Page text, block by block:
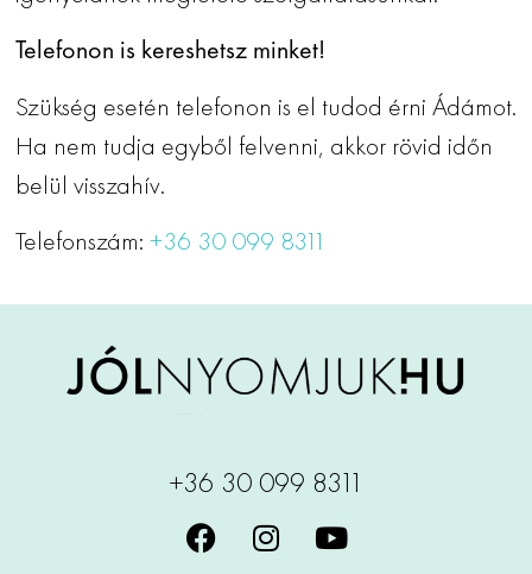
Telefonon is kereshetsz minket!
Szükség esetén telefonon is el tudod érni Ádámot.
Ha nem tudja egyből felvenni, akkor rövid időn
belül visszahív.
Telefonszám:+36 30 099 8311
+36 30 099 8311